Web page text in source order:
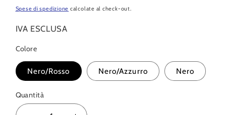
di
Spese di spedizione calcolate al check-out.
IVA ESCLUSA
Colore
Nero/Rosso Nero/Azzurro Nero
Quantità
Quantità